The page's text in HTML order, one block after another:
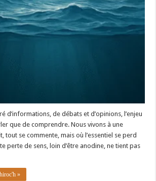
d’informations, de débats et d’opinions, l’enjeu
que de comprendre. Nous vivons à une
tout se commente, mais où l’essentiel se perd
perte de sens, loin d’être anodine, ne tient pas
»